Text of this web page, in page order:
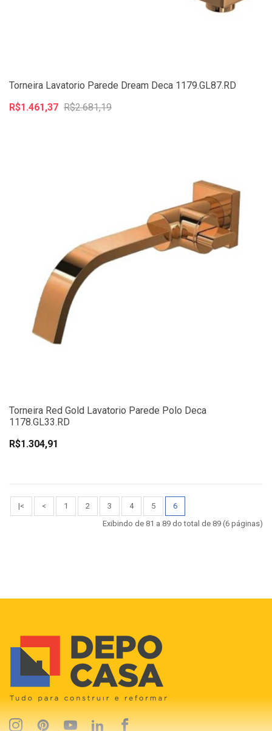
Torneira Lavatorio Parede Dream Deca 1179.GL87.RD
R$1.461,37 R$2.681,19
Torneira Red Gold Lavatorio Parede Polo Deca
1178.GL33.RD
R$1.304,91
|< < 1 2 3 4 5
6
Exibindo de 81 a 89 do total de 89 (6 páginas)